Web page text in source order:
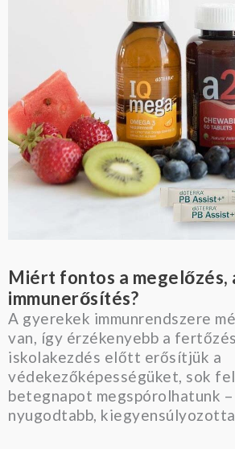
Miért fontos a megelőzés,
immunerősítés?
A gyerekek immunrendszere
van, így érzékenyebb a
iskolakezdés előtt erősítjük a
védekezőképességüket, sok
betegnapot megspórolhatunk –
nyugodtabb,